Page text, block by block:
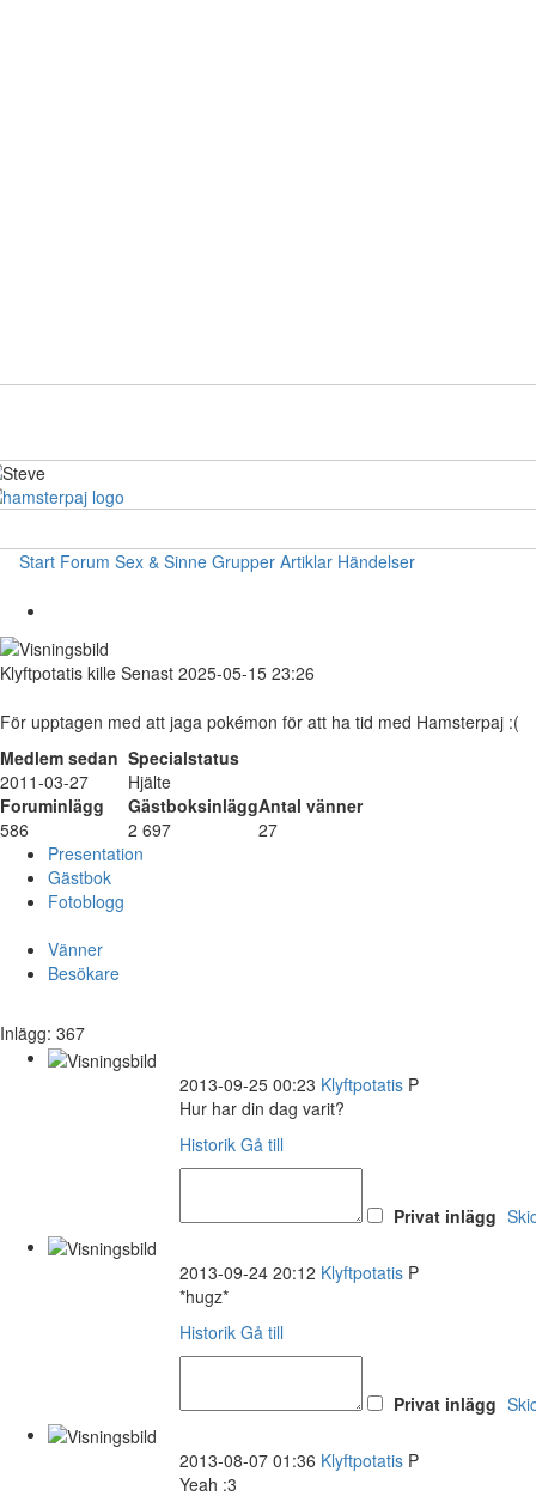
Start Forum Sex & Sinne Grupper Artiklar Händelser
Klyftpotatis kille Senast 2025-05-15 23:26
För upptagen med att jaga pokémon för att ha tid med Hamsterpaj :(
Medlem sedan Specialstatus
2011-03-27
Hjälte
Foruminlägg
GästboksinläggAntal vänner
586
2 697
27
Presentation
Gästbok
Fotoblogg
Vänner
Besökare
Inlägg: 367
2013-09-25 00:23 Klyftpotatis P
Hur har din dag varit?
Historik Gå till
Privat inlägg
2013-09-24 20:12 Klyftpotatis P
*hugz*
Historik Gå till
Privat inlägg
2013-08-07 01:36 Klyftpotatis P
Yeah :3